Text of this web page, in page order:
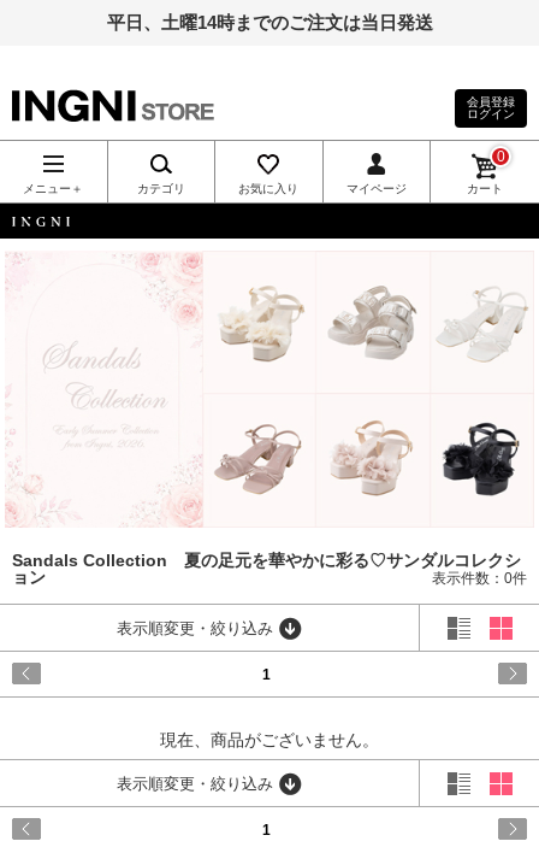
平日、土曜14時までのご注文は当日発送
INGNI（イン
グ）公式通
販｜INGNI
会員登録
ログイン
メニュー＋ カテゴリ お気に入り マイページ カート
0
Sandals Collection 夏の足元を華やかに彩る♡サンダルコレクシ
ョン
表示件数：0件
表示順変更・絞り込み
1
現在、商品がございません。
表示順変更・絞り込み
1